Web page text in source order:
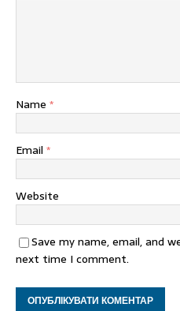
Name *
Email *
Website
Save my name, email, and
next time I comment.